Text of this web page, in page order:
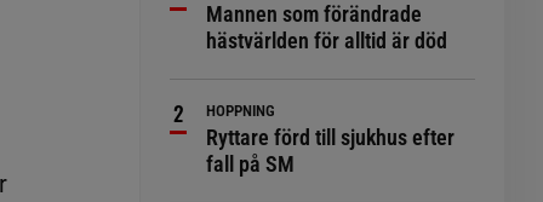
Mannen som förändrade
hästvärlden för alltid är död
HOPPNING
Ryttare förd till sjukhus efter
fall på SM